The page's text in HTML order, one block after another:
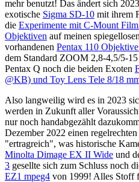
mehr benutzt! Das ändert sich
exotische Sigma SD-10 mit ihrem
die Experimente mit C-Mount
Objektiven auf meinen
vorhandenen Pentax 110
dem Standard ZOOM 2,8-4,5/5-
Pentax Q noch die beiden Exoten
@KB) und Toy Lens Tele 8/18
Also langweilig wird es in 2023
werden in Zukunft aller
nur noch handabgezählt
Dezember 2022 einen
"ertragreich", was historische
Minolta Dimage EX II Wide und
3 gesellte sich zum Schluss noch
EZ1 mpeg4 von 1999! Alles Stoff